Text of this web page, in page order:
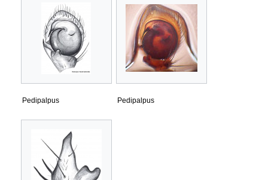
Pedipalpus Pedipalpus